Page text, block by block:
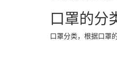
口罩的分
口罩分类，根据口罩